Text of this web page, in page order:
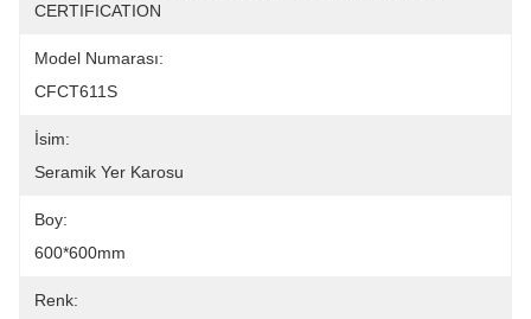
CERTIFICATION
Model Numarası:
CFCT611S
İsim:
Seramik Yer Karosu
Boy:
600*600mm
Renk: